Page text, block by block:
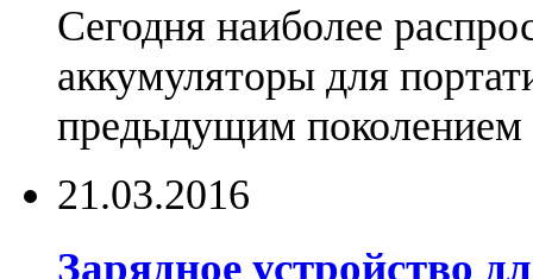
Сегодня наиболее
аккумуляторы для
предыдущим поколением
21.03.2016
Зарядное устройство